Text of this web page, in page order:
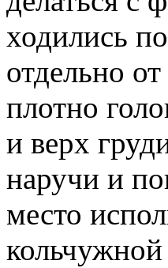
ходились
отдельно
плотно
и верх
наручи и
место